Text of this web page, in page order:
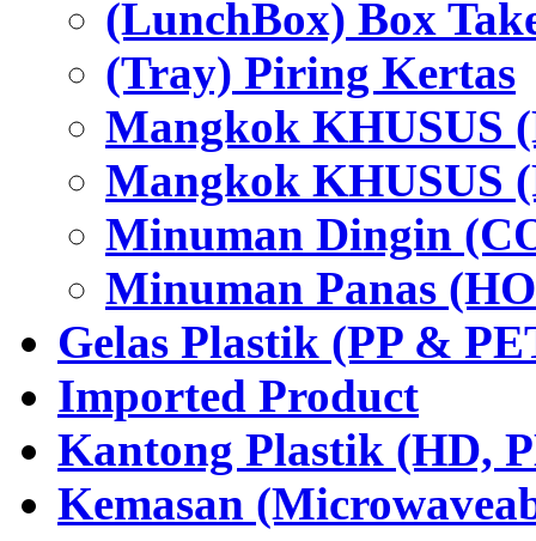
(LunchBox) Box
(Tray) Piring Kertas
Mangkok KHUSUS
Mangkok KHUSUS
Minuman Dingin
Minuman Panas
Gelas Plastik (PP &
Imported Product
Kantong Plastik (HD,
Kemasan